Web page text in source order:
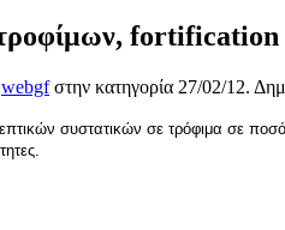
fortification
webgfστην κατηγορία 27/02/12.
συστατικών σε τρόφιμα σε